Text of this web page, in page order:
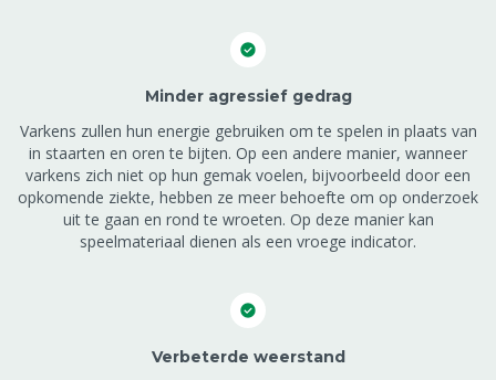
Minder agressief gedrag
Varkens zullen hun energie gebruiken om te spelen in plaats van
in staarten en oren te bijten. Op een andere manier, wanneer
varkens zich niet op hun gemak voelen, bijvoorbeeld door een
opkomende ziekte, hebben ze meer behoefte om op onderzoek
uit te gaan en rond te wroeten. Op deze manier kan
speelmateriaal dienen als een vroege indicator.
Verbeterde weerstand